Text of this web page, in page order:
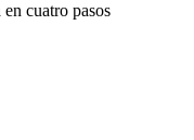
cuatro pasos